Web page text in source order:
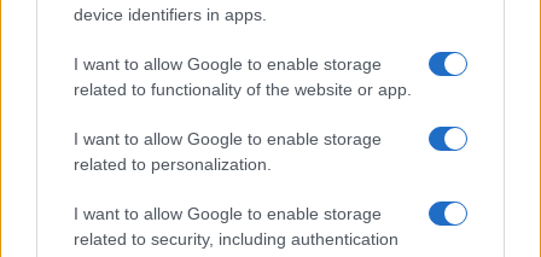
device identifiers in apps.
I want to allow Google to enable storage
related to functionality of the website or app.
I want to allow Google to enable storage
related to personalization.
I want to allow Google to enable storage
related to security, including authentication